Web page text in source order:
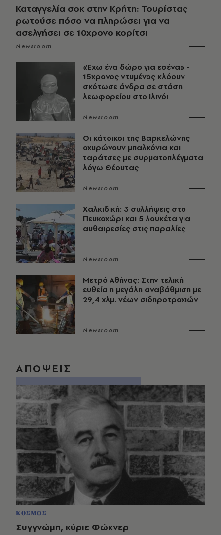
Καταγγελία σοκ στην Κρήτη: Τουρίστας
ρωτούσε πόσο να πληρώσει για να
ασελγήσει σε 10χρονο κορίτσι
Newsroom
«Έχω ένα δώρο για εσένα» -
15χρονος ντυμένος κλόουν
σκότωσε άνδρα σε στάση
λεωφορείου στο Ιλινόι
Newsroom
Οι κάτοικοι της Βαρκελώνης
οχυρώνουν μπαλκόνια και
ταράτσες με συρματοπλέγματα
λόγω Θέουτας
Newsroom
Χαλκιδική: 3 συλλήψεις στο
Πευκοχώρι και 5 λουκέτα για
αυθαιρεσίες στις παραλίες
Newsroom
Μετρό Αθήνας: Στην τελική
ευθεία η μεγάλη αναβάθμιση με
29,4 χλμ. νέων σιδηροτροχιών
Newsroom
ΑΠΟΨΕΙΣ
ΚΟΣΜΟΣ
Συγγνώμη, κύριε Φώκνερ